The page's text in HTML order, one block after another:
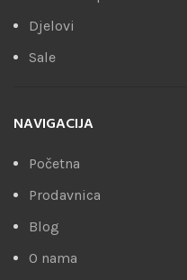
Djelovi
Sale
NAVIGACIJA
Početna
Prodavnica
Blog
O nama